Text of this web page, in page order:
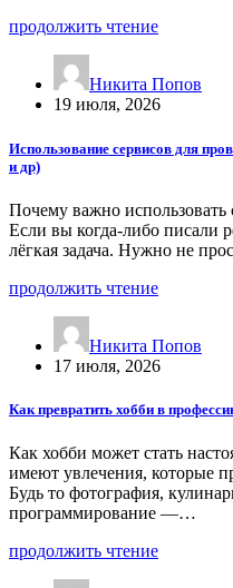
продолжить чтение
Никита Попов
19 июля, 2026
Использование сервисов для
и др)
Почему важно
Если вы когда-либо писали
лёгкая задача. Нужно не
продолжить чтение
Никита Попов
17 июля, 2026
Как превратить хобби в
Как хобби может стать
имеют увлечения, которые
Будь то фотография,
программирование —…
продолжить чтение